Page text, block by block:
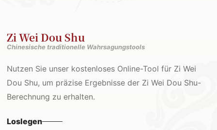
Zi Wei Dou Shu
Chinesische traditionelle Wahrsagungstools
Nutzen Sie unser kostenloses Online-Tool für Zi Wei
Dou Shu, um präzise Ergebnisse der Zi Wei Dou Shu-
Berechnung zu erhalten.
Loslegen